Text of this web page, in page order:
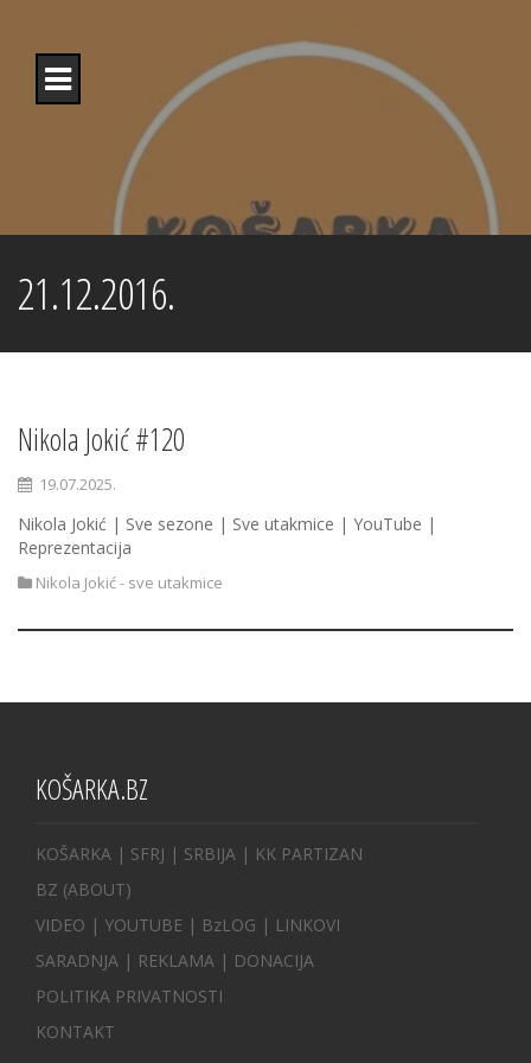
content
21.12.2016.
Nikola Jokić #120
19.07.2025.
Nikola Jokić | Sve sezone | Sve utakmice | YouTube |
Reprezentacija
Nikola Jokić - sve utakmice
KOŠARKA.BZ
KOŠARKA | SFRJ | SRBIJA | KK PARTIZAN
BZ (ABOUT)
VIDEO | YOUTUBE | BzLOG | LINKOVI
SARADNJA | REKLAMA | DONACIJA
POLITIKA PRIVATNOSTI
KONTAKT